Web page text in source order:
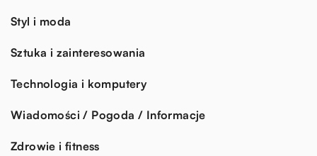
Styl i moda
Sztuka i zainteresowania
Technologia i komputery
Wiadomości / Pogoda / Informacje
Zdrowie i fitness